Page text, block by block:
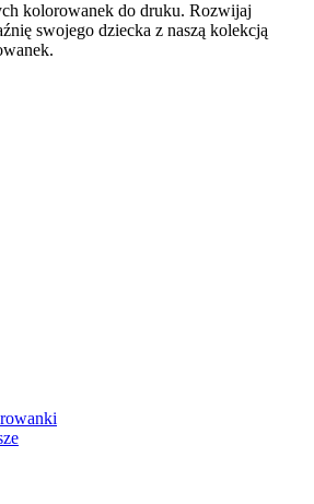
kolorowanek do druku. Rozwijaj
swojego dziecka z naszą kolekcją